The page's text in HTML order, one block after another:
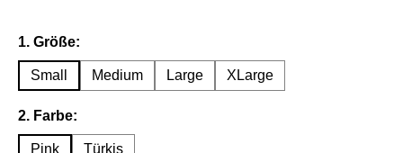
1. Größe:
Small Medium Large XLarge
2. Farbe:
Pink Türkis